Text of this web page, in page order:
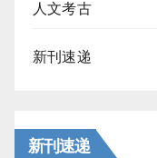
人文考古
新刊速递
新刊速递